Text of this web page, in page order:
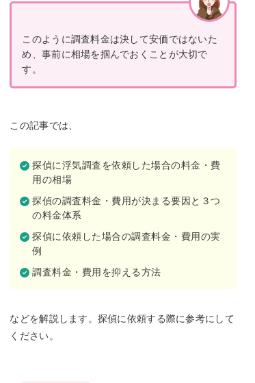
このように調査料金は決して安価ではないた
め、事前に相場を掴んでおくことが大切で
す。
この記事では、
探偵に浮気調査を依頼した場合の料金・費
用の相場
探偵の調査料金・費用が決まる要因と３つ
の料金体系
探偵に依頼した場合の調査料金・費用の実
例
調査料金・費用を抑える方法
などを解説します。探偵に依頼する際に参考にして
ください。